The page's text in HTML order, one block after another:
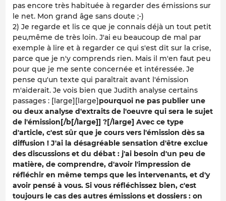
pas encore très habituée à regarder des émissions sur
le net. Mon grand âge sans doute ;-)
2) Je regarde et lis ce que je connais déjà un tout petit
peu,même de très loin. J'ai eu beaucoup de mal par
exemple à lire et à regarder ce qui s'est dit sur la crise,
parce que je n'y comprends rien. Mais il m'en faut peu
pour que je me sente concernée et intéressée. Je
pense qu'un texte qui paraîtrait avant l'émission
m'aiderait. Je vois bien que Judith analyse certains
passages : [large][large]pourquoi ne pas publier une
ou deux analyse d'extraits de l'oeuvre qui sera le sujet
de l'émission[/b[/large]] ?[/large] Avec ce type
d'article, c'est sûr que je cours vers l'émission dès sa
diffusion ! J'ai la désagréable sensation d'être exclue
des discussions et du débat : j'ai besoin d'un peu de
matière, de comprendre, d'avoir l'impression de
réfléchir en même temps que les intervenants, et d'y
avoir pensé à vous. Si vous réfléchissez bien, c'est
toujours le cas des autres émissions et dossiers : on